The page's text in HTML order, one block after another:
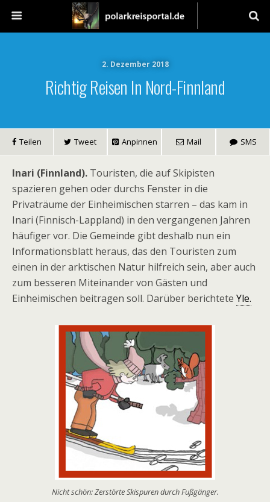
2. Dezember 2018
Richtig Reisen In Nord-Finnland
Teilen Tweet Anpinnen Mail SMS
Inari (Finnland). Touristen, die auf Skipisten
spazieren gehen oder durchs Fenster in die
Privaträume der Einheimischen starren – das kam in
Inari (Finnisch-Lappland) in den vergangenen Jahren
häufiger vor. Die Gemeinde gibt deshalb nun ein
Informationsblatt heraus, das den Touristen zum
einen in der arktischen Natur hilfreich sein, aber auch
zum besseren Miteinander von Gästen und
Einheimischen beitragen soll. Darüber berichtete Yle.
Nicht schön: Zerstörte Skispuren durch Fußgänger.